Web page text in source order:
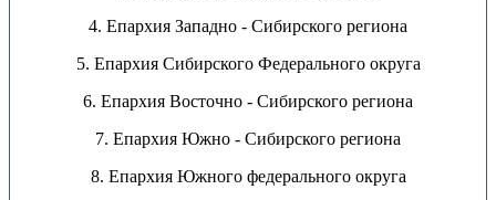
4. Епархия Западно - Сибирского региона
5. Епархия Сибирского Федерального округа
6. Епархия Восточно - Сибирского региона
7. Епархия Южно - Сибирского региона
8. Епархия Южного федерального округа